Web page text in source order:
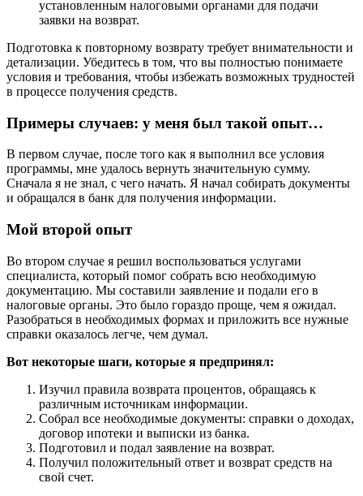
установленным налоговыми органами для подачи
заявки на возврат.
Подготовка к повторному возврату требует внимательности и
детализации. Убедитесь в том, что вы полностью понимаете
условия и требования, чтобы избежать возможных трудностей
в процессе получения средств.
Примеры случаев: у меня был такой опыт…
В первом случае, после того как я выполнил все условия
программы, мне удалось вернуть значительную сумму.
Сначала я не знал, с чего начать. Я начал собирать документы
и обращался в банк для получения информации.
Мой второй опыт
Во втором случае я решил воспользоваться услугами
специалиста, который помог собрать всю необходимую
документацию. Мы составили заявление и подали его в
налоговые органы. Это было гораздо проще, чем я ожидал.
Разобраться в необходимых формах и приложить все нужные
справки оказалось легче, чем думал.
Вот некоторые шаги, которые я предпринял:
Изучил правила возврата процентов, обращаясь к
различным источникам информации.
Собрал все необходимые документы: справки о доходах,
договор ипотеки и выписки из банка.
Подготовил и подал заявление на возврат.
Получил положительный ответ и возврат средств на
свой счет.